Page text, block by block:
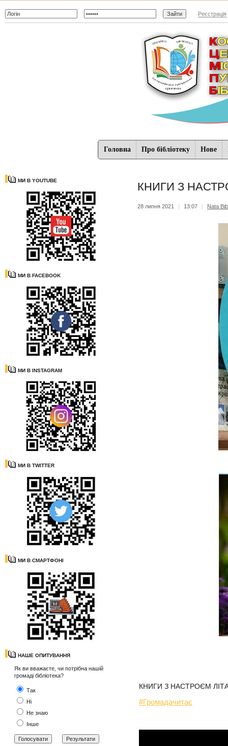
Реєстрація
Головна Про бібліотеку Нове
МИ В YOUTUBE
МИ В FACEBOOK
МИ В INSTAGRAM
МИ В TWITTER
МИ В СМАРТФОНІ
НАШЕ ОПИТУВАННЯ
Як ви вважаєте, чи потрібна нашій
громаді бібліотека?
Так
Ні
Не знаю
Інше
КНИГИ З
28 липня 2021 | 13:07 | Nata
КНИГИ З НАСТРОЄМ ЛІТА.
#Громадачитає